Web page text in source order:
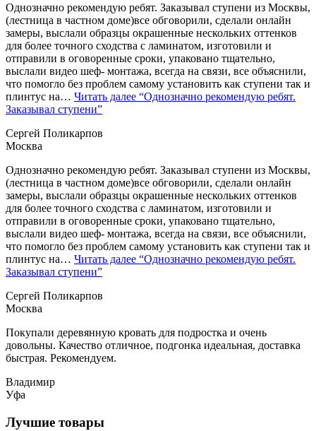
Однозначно рекомендую ребят. Заказывал ступени из Москвы,
(лестница в частном доме)все обговорили, сделали онлайн
замеры, выслали образцы окрашенные нескольких оттенков
для более точного сходства с ламинатом, изготовили и
отправили в оговоренные сроки, упаковано тщательно,
выслали видео шеф- монтажа, всегда на связи, все объяснили,
что помогло без проблем самому установить как ступени так и
плинтус на… Читать далее “Однозначно рекомендую ребят.
Заказывал ступени”
Сергей Поликарпов
Москва
Однозначно рекомендую ребят. Заказывал ступени из Москвы,
(лестница в частном доме)все обговорили, сделали онлайн
замеры, выслали образцы окрашенные нескольких оттенков
для более точного сходства с ламинатом, изготовили и
отправили в оговоренные сроки, упаковано тщательно,
выслали видео шеф- монтажа, всегда на связи, все объяснили,
что помогло без проблем самому установить как ступени так и
плинтус на… Читать далее “Однозначно рекомендую ребят.
Заказывал ступени”
Сергей Поликарпов
Москва
Покупали деревянную кровать для подростка и очень
довольны. Качество отличное, подгонка идеальная, доставка
быстрая. Рекомендуем.
Владимир
Уфа
Лучшие товары